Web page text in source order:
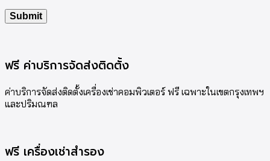
ฟรี ค่าบริการจัดส่งติดตั้ง
ค่าบริการจัดส่งติดตั้งเครื่องเช่าคอมพิวเตอร์ ฟรี เฉพาะในเขตกรุงเทพฯ
และปริมณฑล
ฟรี เครื่องเช่าสำรอง